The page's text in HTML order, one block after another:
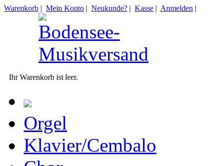
Warenkorb | Mein Konto | Neukunde? | Kasse | Anmelden |
Ihr Warenkorb ist leer.
Orgel
Klavier/Cembalo